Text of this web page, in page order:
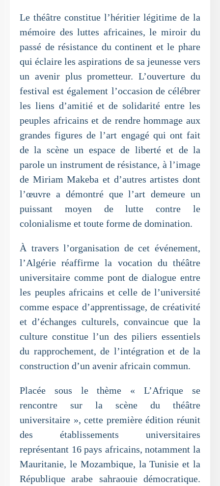
Le théâtre constitue l’héritier légitime de la
mémoire des luttes africaines, le miroir du
passé de résistance du continent et le phare
qui éclaire les aspirations de sa jeunesse vers
un avenir plus prometteur. L’ouverture du
festival est également l’occasion de célébrer
les liens d’amitié et de solidarité entre les
peuples africains et de rendre hommage aux
grandes figures de l’art engagé qui ont fait
de la scène un espace de liberté et de la
parole un instrument de résistance, à l’image
de Miriam Makeba et d’autres artistes dont
l’œuvre a démontré que l’art demeure un
puissant moyen de lutte contre le
colonialisme et toute forme de domination.
À travers l’organisation de cet événement,
l’Algérie réaffirme la vocation du théâtre
universitaire comme pont de dialogue entre
les peuples africains et celle de l’université
comme espace d’apprentissage, de créativité
et d’échanges culturels, convaincue que la
culture constitue l’un des piliers essentiels
du rapprochement, de l’intégration et de la
construction d’un avenir africain commun.
Placée sous le thème « L’Afrique se
rencontre sur la scène du théâtre
universitaire », cette première édition réunit
des établissements universitaires
représentant 16 pays africains, notamment la
Mauritanie, le Mozambique, la Tunisie et la
République arabe sahraouie démocratique.